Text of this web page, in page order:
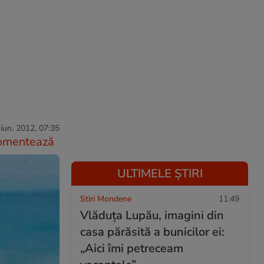
2012, 07:35
ULTIMELE ȘTIRI
Stiri Mondene 11:49
Vlăduța Lupău, imagini din
casa părăsită a bunicilor ei:
„Aici îmi petreceam